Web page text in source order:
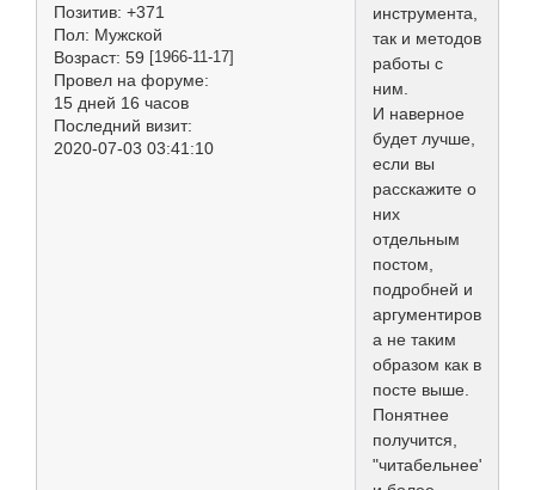
Позитив: +371
Пол: Мужской
Возраст: 59 [1966-11-17]
Провел на форуме:
15 дней 16 часов
Последний визит:
2020-07-03 03:41:10
инструмента,
так и методов
работы с
ним.
И наверное
будет лучше,
если вы
расскажите о
них
отдельным
постом,
подробней и
аргументированей,
а не таким
образом как в
посте выше.
Понятнее
получится,
"читабельнее"